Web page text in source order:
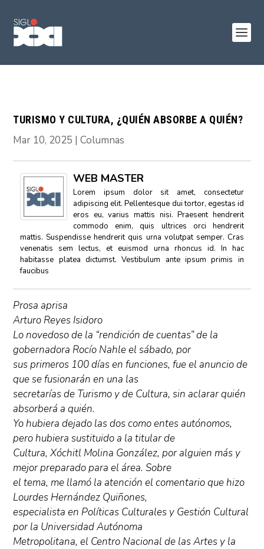
TURISMO Y CULTURA, ¿QUIÉN ABSORBE A QUIÉN?
Mar 10, 2025 |Columnas
WEB MASTER
Lorem ipsum dolor sit amet, consectetur
adipiscing elit. Pellentesque dui tortor, egestas id
eros eu, varius mattis nisi. Praesent hendrerit
commodo enim, quis ultrices orci hendrerit
mattis. Suspendisse hendrerit quis urna volutpat semper. Cras
venenatis sem lectus, et euismod urna rhoncus id. In hac
habitasse platea dictumst. Vestibulum ante ipsum primis in
faucibus
Prosa aprisa
Arturo Reyes Isidoro
Lo novedoso de la “rendición de cuentas” de la
gobernadora Rocío Nahle el sábado, por
sus primeros 100 días en funciones, fue el anuncio de
que se fusionarán en una las
secretarías de Turismo y de Cultura, sin aclarar quién
absorberá a quién.
Yo hubiera dejado las dos como entes autónomos,
pero hubiera sustituido a la titular de
Cultura, Xóchitl Molina González, por alguien más y
mejor preparado para el área. Sobre
el tema, me llamó la atención el comentario que hizo
Lourdes Hernández Quiñones,
especialista en Políticas Culturales y Gestión Cultural
por la Universidad Autónoma
Metropolitana, el Centro Nacional de las Artes y la